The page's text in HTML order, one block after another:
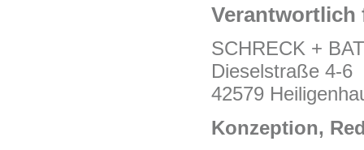
Verantwortlich
SCHRECK +
Dieselstraße 4-6
42579
Konzeption,